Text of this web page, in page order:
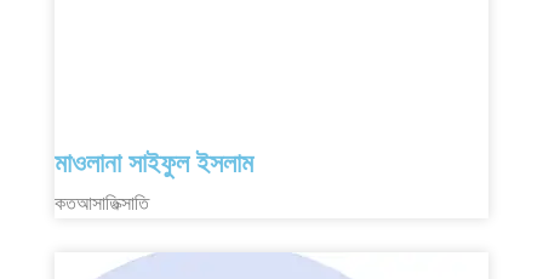
মাওলানা সাইফুল ইসলাম
কতআসাতিক্সাতি